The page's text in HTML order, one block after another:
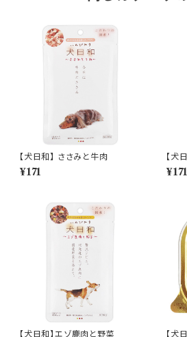
【犬日和】 ささみと牛肉
¥171
【犬
¥171
【犬日和】エゾ鹿肉と野菜
【犬